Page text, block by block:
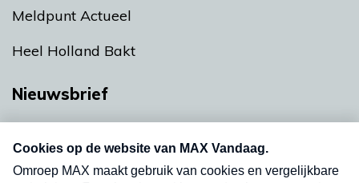
Meldpunt Actueel
Heel Holland Bakt
Nieuwsbrief
nieuwsbrief. Elke vrijdag- en dinsdagochtend in
uw mailbox.